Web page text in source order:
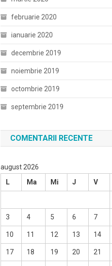
februarie 2020
ianuarie 2020
decembrie 2019
noiembrie 2019
octombrie 2019
septembrie 2019
COMENTARII RECENTE
august 2026
L
Ma Mi J V
3 4 5 6 7
10 11 12 13 14
17 18 19 20 21